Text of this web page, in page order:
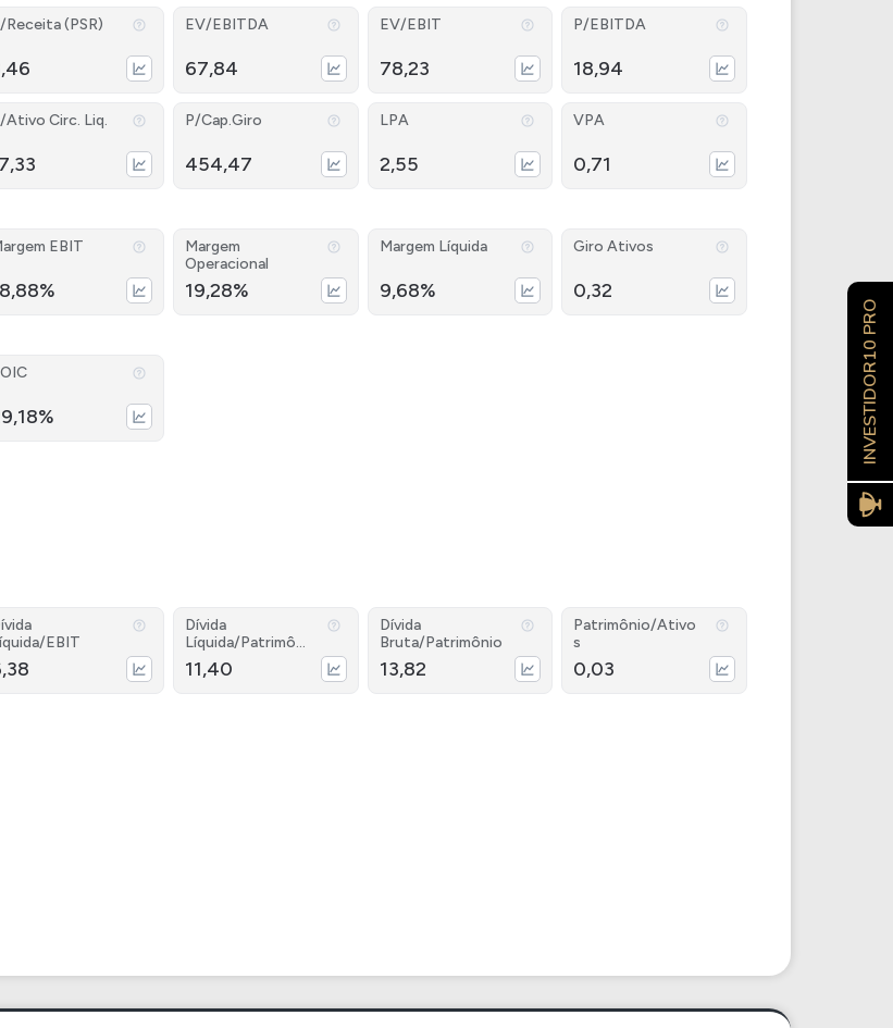
Receita (PSR) EV/EBITDA
67,84
EV/EBIT
78,23
P/EBITDA
18,94
Ativo Circ. Liq. P/Cap.Giro
454,47
LPA
2,55
VPA
0,71
EBIT
Margem
Operacional
19,28%
Margem Líquida
9,68%
Giro Ativos
0,32
EBIT
Dívida
Líquida/Patrimôni
o
11,40
Dívida
Bruta/Patrimônio
13,82
Patrimônio/Ativo
s
0,03
INVESTIDOR10 PRO